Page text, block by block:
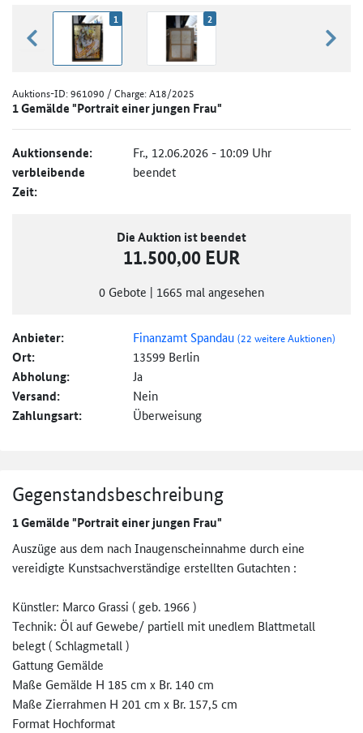
zurück blättern
1 2
Auktions-ID:961090 / Charge: A18/2025
1 Gemälde "Portrait einer jungen Frau"
Auktionsende: Fr., 12.06.2026 - 10:09 Uhr
verbleibende
Zeit:
beendet
Die Auktion ist beendet
11.500,00 EUR
0 Gebote | 1665 mal angesehen
Anbieter: Finanzamt Spandau(22 weitere Auktionen)
Ort: 13599 Berlin
Abholung: Ja
Versand: Nein
Zahlungsart: Überweisung
Gegenstandsbeschreibung
1 Gemälde "Portrait einer jungen Frau"
Auszüge aus dem nach Inaugenscheinnahme durch eine
vereidigte Kunstsachverständige erstellten Gutachten :
Künstler: Marco Grassi ( geb. 1966 )
Technik: Öl auf Gewebe/ partiell mit unedlem Blattmetall
belegt ( Schlagmetall )
Gattung Gemälde
Maße Gemälde H 185 cm x Br. 140 cm
Maße Zierrahmen H 201 cm x Br. 157,5 cm
Format Hochformat